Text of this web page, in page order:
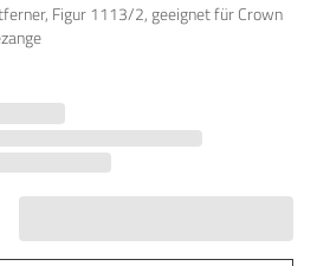
Figur 1113/2, geeignet für Crown